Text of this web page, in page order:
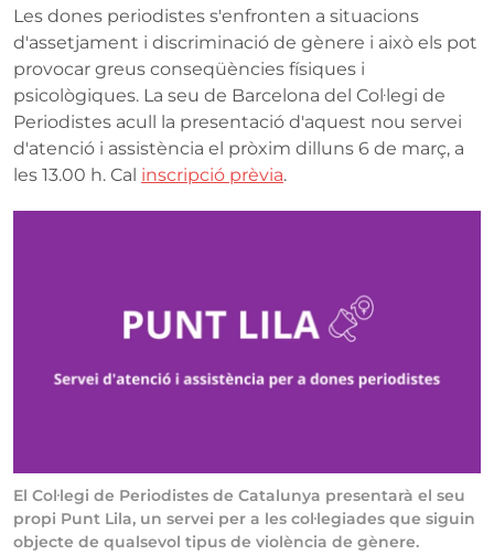
Les dones periodistes s'enfronten a situacions
d'assetjament i discriminació de gènere i això els pot
provocar greus conseqüències físiques i
psicològiques. La seu de Barcelona del Col·legi de
Periodistes acull la presentació d'aquest nou servei
d'atenció i assistència el pròxim dilluns 6 de març, a
les 13.00 h. Cal inscripció prèvia.
El Col·legi de Periodistes de Catalunya presentarà el seu
propi Punt Lila, un servei per a les col·legiades que siguin
objecte de qualsevol tipus de violència de gènere.